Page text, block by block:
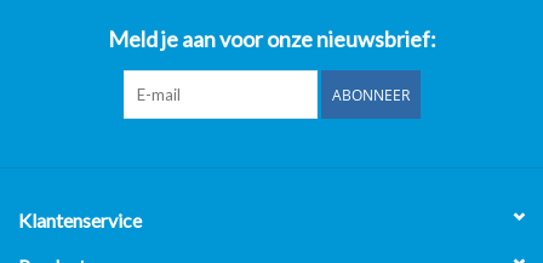
Meld je aan voor onze nieuwsbrief:
ABONNEER
Klantenservice